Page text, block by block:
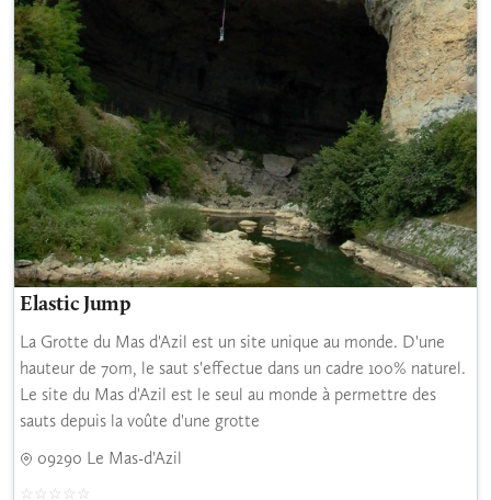
Elastic Jump
La Grotte du Mas d'Azil est un site unique au monde. D'une
hauteur de 70m, le saut s'effectue dans un cadre 100% naturel.
Le site du Mas d'Azil est le seul au monde à permettre des
sauts depuis la voûte d'une grotte
09290 Le Mas-d'Azil